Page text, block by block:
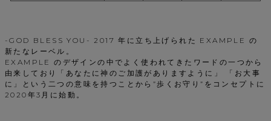
-GOD BLESS YOU- 2017 年に立ち上げられた EXAMPLE の
新たなレーベル。
EXAMPLE のデザインの中でよく使われてきたワードの一つから
由来しており「あなたに神のご加護がありますように」 「お大事
に」という二つの意味を持つことから”歩くお守り”をコンセプトに
2020年3月に始動。